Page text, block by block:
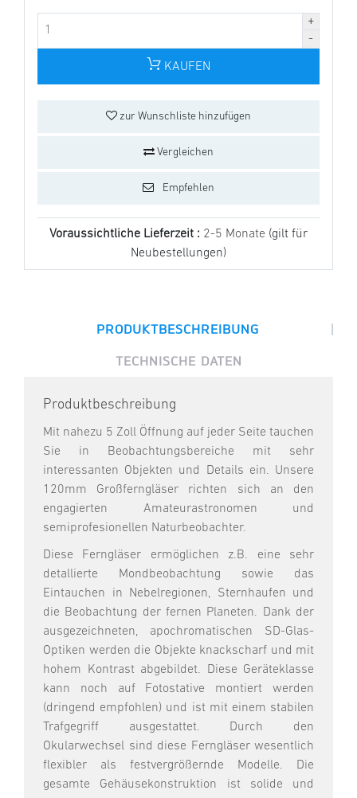
KAUFEN
zur Wunschliste hinzufügen
Vergleichen
Empfehlen
Voraussichtliche Lieferzeit : 2-5 Monate (gilt für
Neubestellungen)
PRODUKTBESCHREIBUNG |
TECHNISCHE DATEN
Produktbeschreibung
Mit nahezu 5 Zoll Öffnung auf jeder Seite tauchen
Sie in Beobachtungsbereiche mit sehr
interessanten Objekten und Details ein. Unsere
120mm Großferngläser richten sich an den
engagierten Amateurastronomen und
semiprofesionellen Naturbeobachter.
Diese Ferngläser ermöglichen z.B. eine sehr
detallierte Mondbeobachtung sowie das
Eintauchen in Nebelregionen, Sternhaufen und
die Beobachtung der fernen Planeten. Dank der
ausgezeichneten, apochromatischen SD-Glas-
Optiken werden die Objekte knackscharf und mit
hohem Kontrast abgebildet. Diese Geräteklasse
kann noch auf Fotostative montiert werden
(dringend empfohlen) und ist mit einem stabilen
Trafgegriff ausgestattet. Durch den
Okularwechsel sind diese Ferngläser wesentlich
flexibler als festvergrößernde Modelle. Die
gesamte Gehäusekonstruktion ist solide und